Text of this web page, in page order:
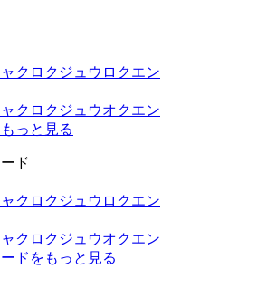
クロクジュウロクエン
クロクジュウオクエン
っと見る
ド
クロクジュウロクエン
クロクジュウオクエン
ドをもっと見る